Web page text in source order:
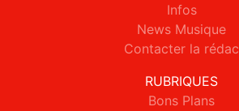
Infos
News Musique
Contacter la rédac
RUBRIQUES
Bons Plans